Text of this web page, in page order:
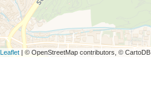
Leaflet | © OpenStreetMap contributors, © CartoDB